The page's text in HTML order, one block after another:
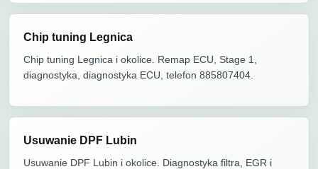
Chip tuning Legnica
Chip tuning Legnica i okolice. Remap ECU, Stage 1,
diagnostyka, diagnostyka ECU, telefon 885807404.
Usuwanie DPF Lubin
Usuwanie DPF Lubin i okolice. Diagnostyka filtra, EGR i